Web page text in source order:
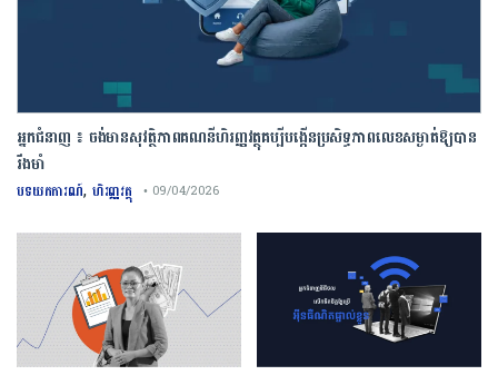
អ្នកជំនាញ ៖ ចង់មានសុវត្ថិភាពគណនីហិរញ្ញវត្ថុគប្បីបង្កើនប្រសិទ្ធភាពលេខសម្ងាត់ឱ្យបាន
រឹងមាំ
បទយកការណ៍, ហិរញ្ញវត្ថុ • 09/04/2026